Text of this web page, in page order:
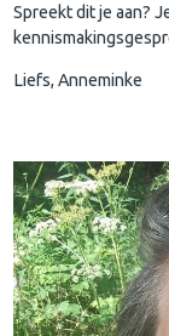
Spreekt dit je aan?
Liefs, Anneminke